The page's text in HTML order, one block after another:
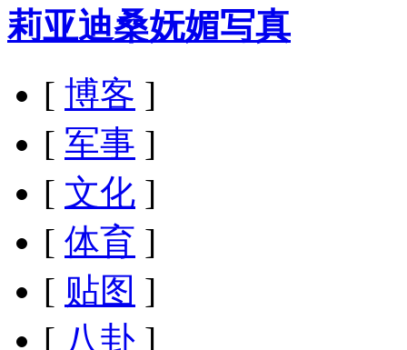
莉亚迪桑妩媚写真
[ 博客 ]
[ 军事 ]
[ 文化 ]
[ 体育 ]
[ 贴图 ]
[ 八卦 ]